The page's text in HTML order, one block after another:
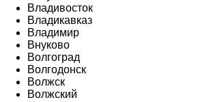
Владивосток
Владикавказ
Владимир
Внуково
Волгоград
Волгодонск
Волжск
Волжский